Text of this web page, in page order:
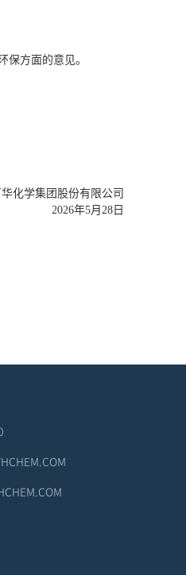
保方面的意见。
化学集团股份有限公司
2026年5月 28日